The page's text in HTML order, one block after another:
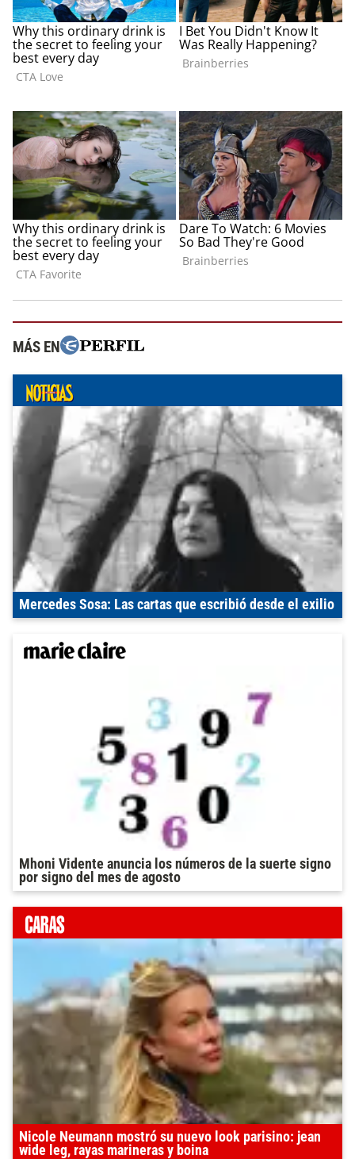
MÁS EN
Mercedes Sosa: Las cartas que escribió desde el exilio
Mhoni Vidente anuncia los números de la suerte signo
por signo del mes de agosto
Nicole Neumann mostró su nuevo look parisino: jean
wide leg, rayas marineras y boina